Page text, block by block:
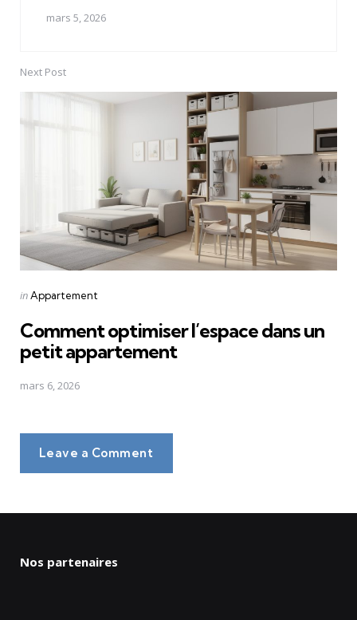
mars 5, 2026
Next Post
Posted
inAppartement
Comment optimiser l’espace dans un
petit appartement
mars 6, 2026
Leave a Comment
Nos partenaires